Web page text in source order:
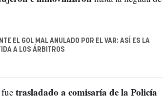
EL GOL MAL ANULADO POR EL VAR: ASÍ ES LA
A LOS ÁRBITROS
trasladado a comisaría de la Policía